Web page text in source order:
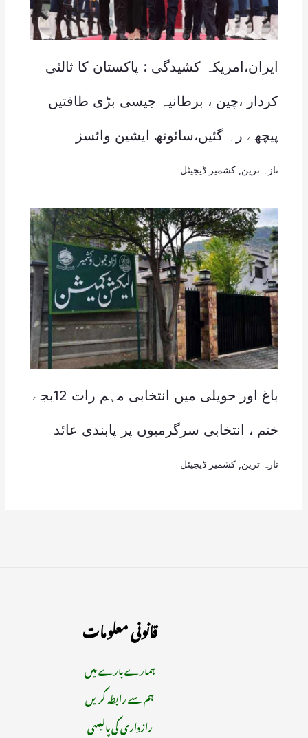
ایران،امریکہ کشیدگی : پاکستان کا ثالثی
کردار ،چین ، برطانیہ جیسی بڑی طاقتیں
پیچھے رہ گئیں،سائوتھ ایشین وائسز
تازہ ترین کشمیر ڈیجیٹل
باغ اور حویلی میں انتخابی مہم رات 12بجے
ختم ، انتخابی سرگرمیوں پر پابندی عائد
تازہ ترین کشمیر ڈیجیٹل
قانونی معلومات
ہمارے بارے میں
ہم سے رابطہ کریں
رازداری کی پالیسی